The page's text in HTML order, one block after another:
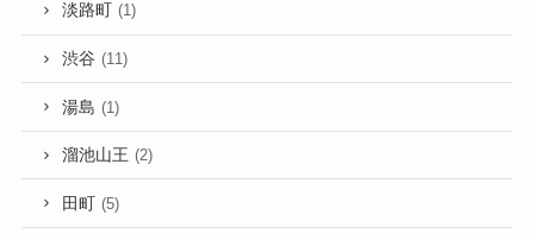
淡路町 (1)
渋谷 (11)
湯島 (1)
溜池山王 (2)
田町 (5)